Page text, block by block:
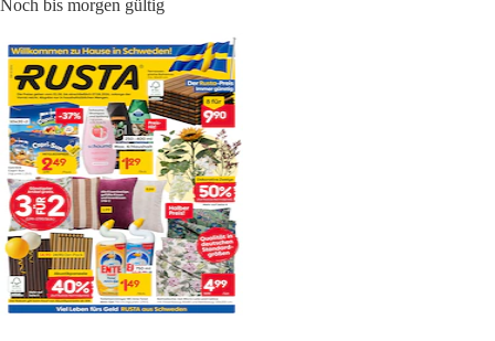
Noch bis morgen gültig